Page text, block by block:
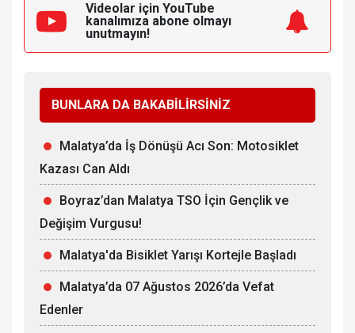
Videolar için YouTube
kanalımıza abone olmayı
unutmayın!
BUNLARA DA BAKABİLİRSİNİZ
Malatya’da İş Dönüşü Acı Son: Motosiklet
Kazası Can Aldı
Boyraz’dan Malatya TSO İçin Gençlik ve
Değişim Vurgusu!
Malatya'da Bisiklet Yarışı Kortejle Başladı
Malatya’da 07 Ağustos 2026’da Vefat
Edenler